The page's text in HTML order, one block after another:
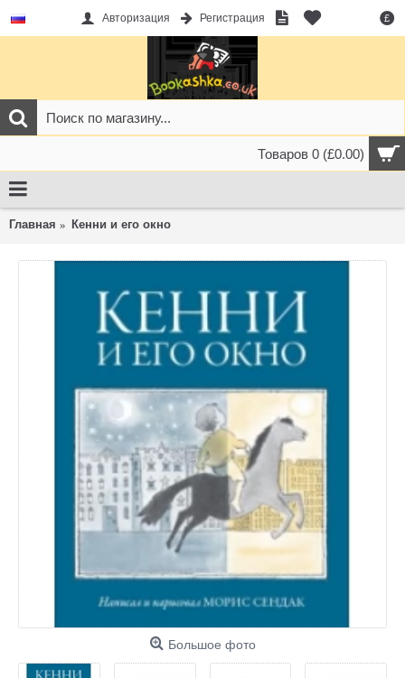
£
Авторизация Регистрация
Товаров 0 (£0.00)
Главная Кенни и его окно
Большое фото